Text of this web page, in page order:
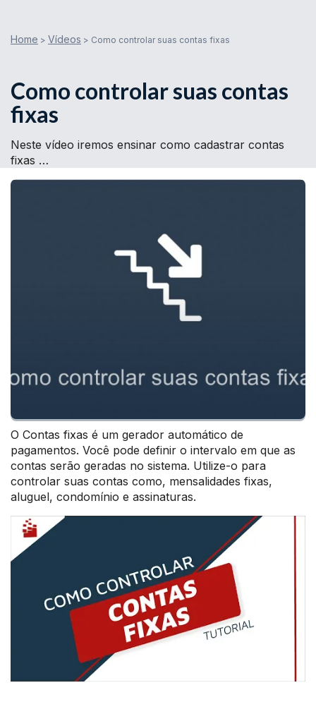
Home > Vídeos > Como controlar suas contas fixas
Como controlar suas contas
fixas
Neste vídeo iremos ensinar como cadastrar contas
fixas …
O Contas fixas é um gerador automático de
pagamentos. Você pode definir o intervalo em que as
contas serão geradas no sistema. Utilize-o para
controlar suas contas como, mensalidades fixas,
aluguel, condomínio e assinaturas.